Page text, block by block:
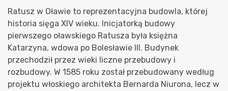
Ratusz w Oławie to reprezentacyjna budowla, której
historia sięga XIV wieku. Inicjatorką budowy
pierwszego oławskiego Ratusza była księżna
Katarzyna, wdowa po Bolesławie III. Budynek
przechodził przez wieki liczne przebudowy i
rozbudowy. W 1585 roku został przebudowany według
projektu włoskiego architekta Bernarda Niurona, lecz w